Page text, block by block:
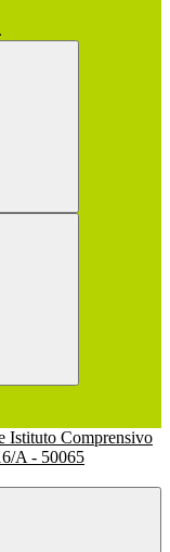
Istituto Comprensivo
A - 50065